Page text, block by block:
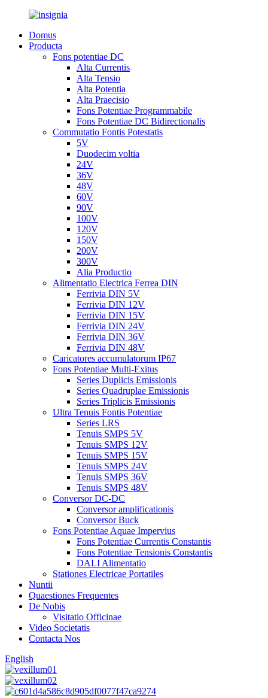
Domus
Producta
Fons potentiae DC
Alta Currentis
Alta Tensio
Alta Potentia
Alta Praecisio
Fons Potentiae Programmabile
Fons Potentiae DC Bidirectionalis
Commutatio Fontis Potestatis
5V
Duodecim voltia
24V
36V
48V
60V
90V
100V
120V
150V
200V
300V
Alia Productio
Alimentatio Electrica Ferrea DIN
Ferrivia DIN 5V
Ferrivia DIN 12V
Ferrivia DIN 15V
Ferrivia DIN 24V
Ferrivia DIN 36V
Ferrivia DIN 48V
Caricatores accumulatorum IP67
Fons Potentiae Multi-Exitus
Series Duplicis Emissionis
Series Quadruplae Emissionis
Series Triplicis Emissionis
Ultra Tenuis Fontis Potentiae
Series LRS
Tenuis SMPS 5V
Tenuis SMPS 12V
Tenuis SMPS 15V
Tenuis SMPS 24V
Tenuis SMPS 36V
Tenuis SMPS 48V
Conversor DC-DC
Conversor amplificationis
Conversor Buck
Fons Potentiae Aquae Impervius
Fons Potentiae Currentis Constantis
Fons Potentiae Tensionis Constantis
DALI Alimentatio
Stationes Electricae Portatiles
Nuntii
Quaestiones Frequentes
De Nobis
Visitatio Officinae
Video Societatis
Contacta Nos
English